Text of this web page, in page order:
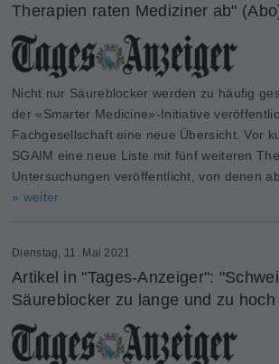
Therapien raten Mediziner ab"
Nicht nur Säureblocker werden zu häufig
der «Smarter Medicine»-Initiative
Fachgesellschaft eine neue Übersicht. Vor
SGAIM eine neue Liste mit fünf weiteren
Untersuchungen veröffentlicht, von denen
» weiter
Dienstag, 11. Mai 2021
Artikel in "Tages-Anzeiger":
Säureblocker zu lange und zu